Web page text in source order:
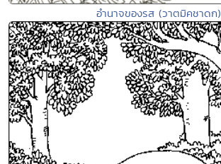
อำนาจของรส (วาตมิคชาดก)